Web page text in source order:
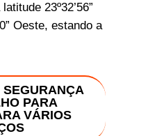
23º32’56”
Oeste, estando a
SEGURANÇA
PARA
VÁRIOS